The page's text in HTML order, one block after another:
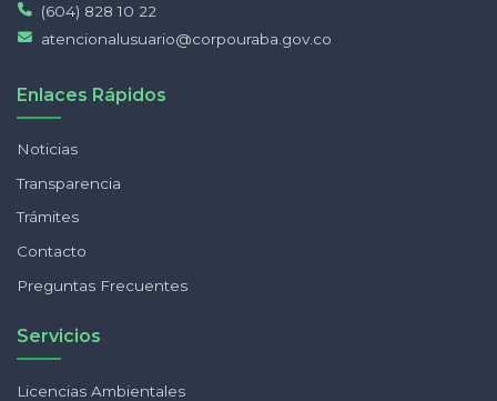
(604) 828 10 22
atencionalusuario@corpouraba.gov.co
Enlaces Rápidos
Noticias
Transparencia
Trámites
Contacto
Preguntas Frecuentes
Servicios
Licencias Ambientales